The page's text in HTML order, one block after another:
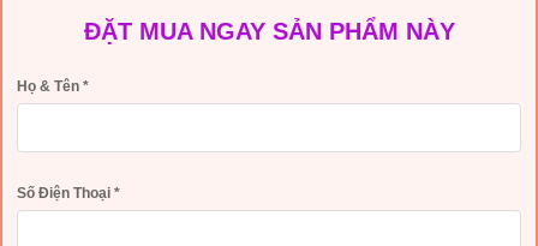
ĐẶT MUA NGAY SẢN PHẨM NÀY
Họ & Tên *
Số Điện Thoại *